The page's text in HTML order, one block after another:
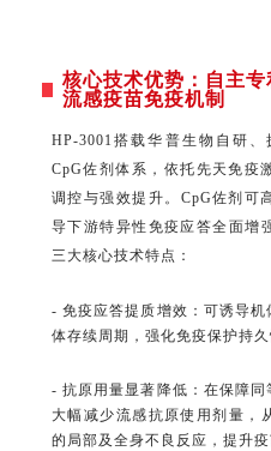
核心技术优势： 自主
流感疫苗免疫机制
HP-3001搭载华普生物自研
CpG佐剂体系，依托先天免疫
调控与强效提升。CpG佐剂可
导下游特异性免疫应答全面增
三大核心技术特点：
- 免疫应答提质增效：可诱导
体存续周期，强化免疫保护持久
- 抗原用量显著降低：在保障同
大幅减少流感抗原使用剂量，
的局部及全身不良反应，提升疫